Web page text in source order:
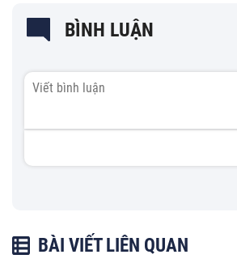
BÌNH LUẬN
BÀI VIẾT LIÊN QUAN